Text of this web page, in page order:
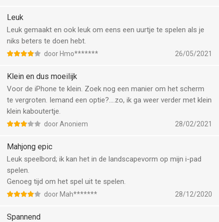
Leuk
Leuk gemaakt en ook leuk om eens een uurtje te spelen als je
niks beters te doen hebt.
door Hmo******* 26/05/2021
Klein en dus moeilijk
Voor de iPhone te klein. Zoek nog een manier om het scherm
te vergroten. Iemand een optie?....zo, ik ga weer verder met klein
klein kaboutertje.
door Anoniem 28/02/2021
Mahjong epic
Leuk speelbord; ik kan het in de landscapevorm op mijn i-pad
spelen.
Genoeg tijd om het spel uit te spelen.
door Mah******* 28/12/2020
Spannend